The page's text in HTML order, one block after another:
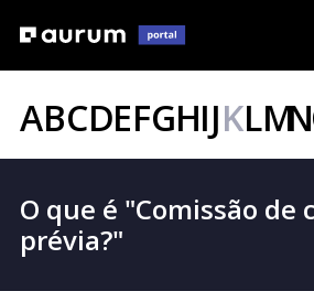
ABCDEFGHIJKLMN
O que é "Comissão de
prévia?"